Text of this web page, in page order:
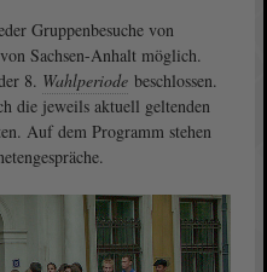
Gruppenbesuche von
von Sachsen-Anhalt möglich.
8. Wahlperiode beschlossen.
die jeweils aktuell geltenden
Auf dem Programm stehen